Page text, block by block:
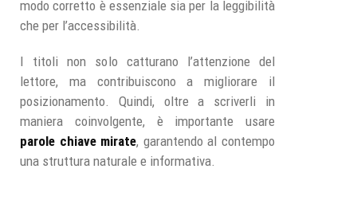
modo corretto è essenziale sia per la leggibilità
che per l’accessibilità.
I titoli non solo catturano l’attenzione del
lettore, ma contribuiscono a migliorare il
posizionamento. Quindi, oltre a scriverli in
maniera coinvolgente, è importante usare
parole chiave mirate, garantendo al contempo
una struttura naturale e informativa.